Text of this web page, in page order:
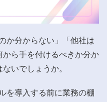
か分からない」「他社は
から手を付けるべきか分か
いでしょうか。
を導入する前に業務の棚